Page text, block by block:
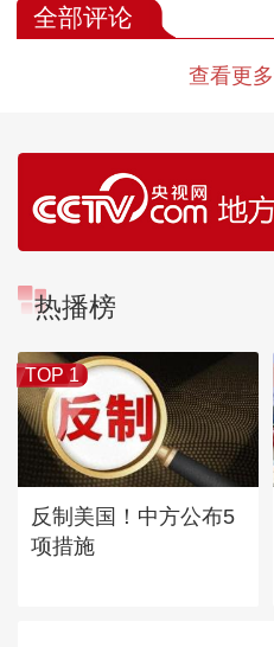
全部评论
查看更
热播榜
TOP 1
反制美国！中方公布5
项措施